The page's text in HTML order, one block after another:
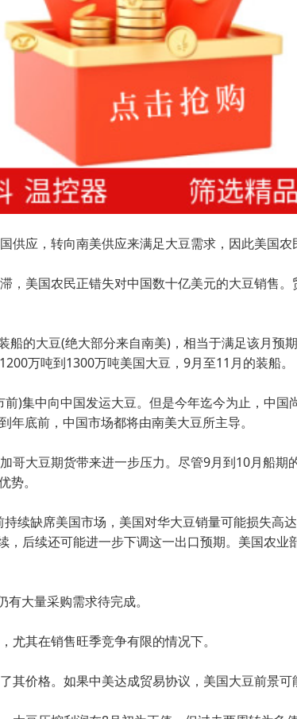
，转向南美供应来满足大豆需求，因此美国农
美国农民正错失对中国数十亿美元的大豆销售
大豆(绝大部分来自南美)，相当于满足该月预
万吨到1300万吨美国大豆，9月至11月的装船。
中向中国发运大豆。但是今年迄今为止，中国
底前，中国市场都将由南美大豆所主导。
大豆期货带来进一步压力。尽管9月到10月船期
。
缺席美国市场，美国对华大豆销量可能损失高
后续还可能进一步下调这一出口预期。美国农
大量采购需求待完成。
其在销售旺季竞争有限的情况下。
价格。如果中美达成贸易协议，美国大豆前景可